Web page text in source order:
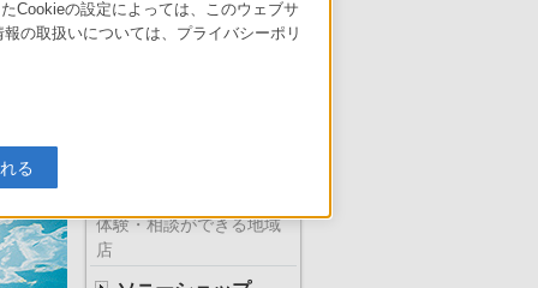
体験・相談ができる地域
店
Cookieの設定によっては、このウェブサ
の取扱いについては、プライバシーポリ
る